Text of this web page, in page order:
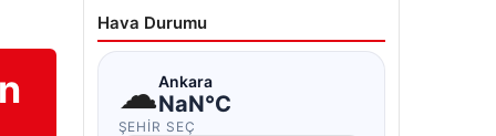
Hava Durumu
☁Ankara
NaN°C
ŞEHIR SEÇ